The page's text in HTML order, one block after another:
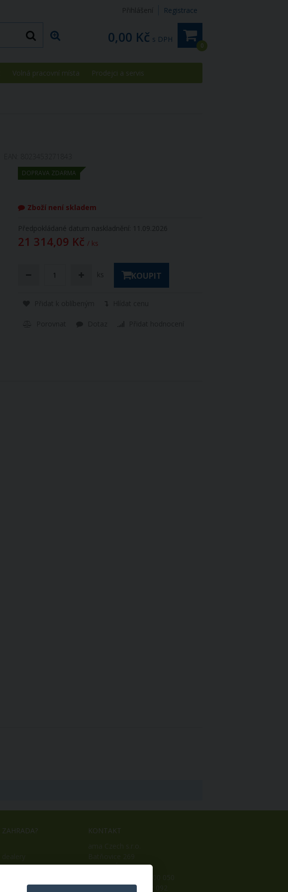
Přihlášení Registrace
0
0,00 Kč s DPH
Volná pracovní místa Prodejci a servis
DOPRAVA ZDARMA
Zboží není skladem
Předpokládané datum naskladnění: 11.09.2026
21 314,09 Kč / ks
ks KOUPIT
KONTAKT
542 32, Úpice
Mobil: +420 739 452 092